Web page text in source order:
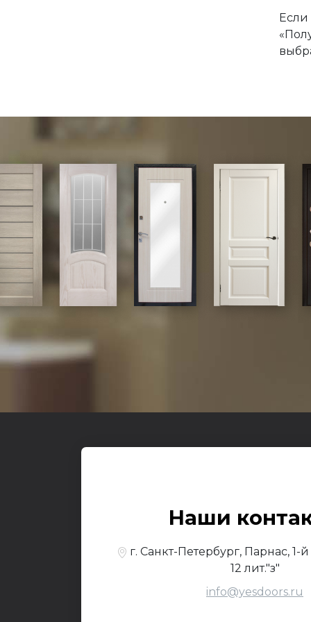
дверей
Механизмы для раздвижных
и складных дверей
Прочее (доводчики,
ограничители)
Если
Наши
г. Санкт-Петербург, Парнас,
12 лит."з"
info@yesdoors.ru